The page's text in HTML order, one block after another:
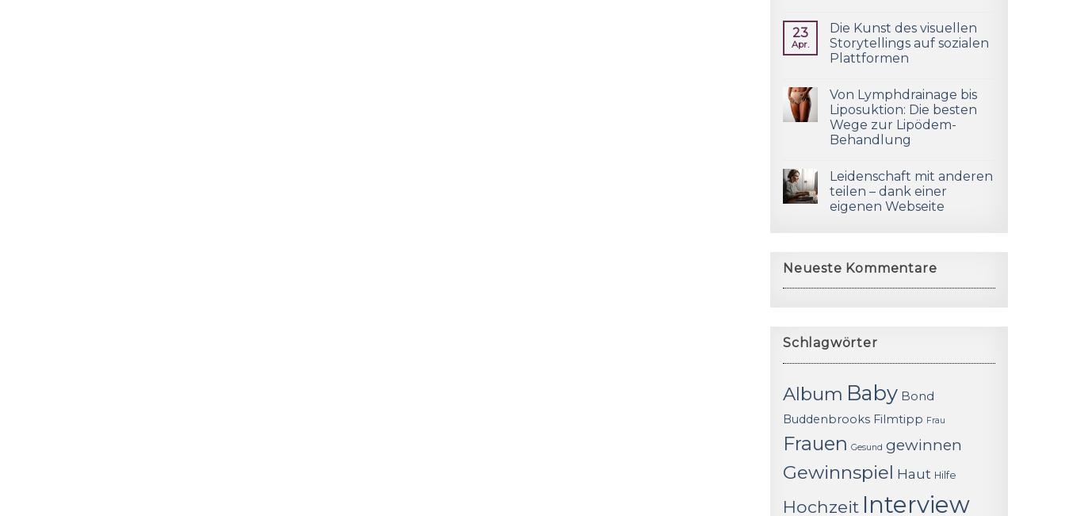
23
Apr.
Die Kunst des visuellen
Storytellings auf sozialen
Plattformen
Von Lymphdrainage bis
Liposuktion: Die besten
Wege zur Lipödem-
Behandlung
Leidenschaft mit anderen
teilen – dank einer
eigenen Webseite
Neueste Kommentare
Schlagwörter
Album Baby Bond
Buddenbrooks Filmtipp Frau
Frauen Gesund gewinnen
Gewinnspiel Haut Hilfe
Hochzeit Interview